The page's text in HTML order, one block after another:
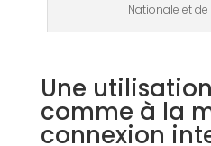
Nationale et
Une
comme à la
connexion